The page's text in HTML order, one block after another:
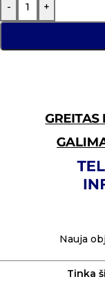
- +
Nauja
Tinka